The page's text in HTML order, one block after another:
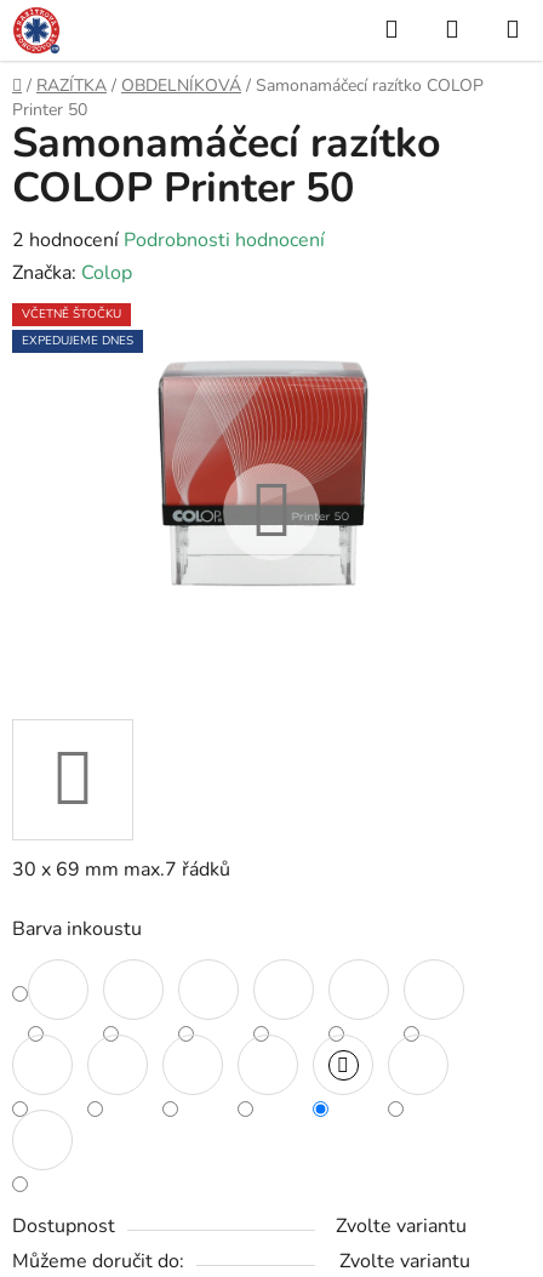
Přejít
na
obsah
Hledat
KOŠÍK
Domů
/ RAZÍTKA / OBDELNÍKOVÁ / Samonamáčecí razítko COLOP
Printer 50
30 x 69 mm max.7 řádků
Barva inkoustu
Dostupnost
Zvolte variantu
Můžeme doručit do:
Zvolte variantu
Samonamáčecí razítko
COLOP Printer 50
Průměrné
hodnocení
produktu
je
2 hodnocení Podrobnosti hodnocení
Značka: Colop
VČETNĚ ŠTOČKU
EXPEDUJEME DNES